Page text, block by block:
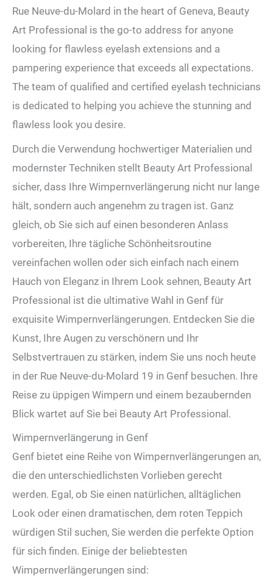
Rue Neuve-du-Molard in the heart of Geneva, Beauty
Art Professional is the go-to address for anyone
looking for flawless eyelash extensions and a
pampering experience that exceeds all expectations.
The team of qualified and certified eyelash technicians
is dedicated to helping you achieve the stunning and
flawless look you desire.
Durch die Verwendung hochwertiger Materialien und
modernster Techniken stellt Beauty Art Professional
sicher, dass Ihre Wimpernverlängerung nicht nur lange
hält, sondern auch angenehm zu tragen ist. Ganz
gleich, ob Sie sich auf einen besonderen Anlass
vorbereiten, Ihre tägliche Schönheitsroutine
vereinfachen wollen oder sich einfach nach einem
Hauch von Eleganz in Ihrem Look sehnen, Beauty Art
Professional ist die ultimative Wahl in Genf für
exquisite Wimpernverlängerungen. Entdecken Sie die
Kunst, Ihre Augen zu verschönern und Ihr
Selbstvertrauen zu stärken, indem Sie uns noch heute
in der Rue Neuve-du-Molard 19 in Genf besuchen. Ihre
Reise zu üppigen Wimpern und einem bezaubernden
Blick wartet auf Sie bei Beauty Art Professional.
Wimpernverlängerung in Genf
Genf bietet eine Reihe von Wimpernverlängerungen an,
die den unterschiedlichsten Vorlieben gerecht
werden. Egal, ob Sie einen natürlichen, alltäglichen
Look oder einen dramatischen, dem roten Teppich
würdigen Stil suchen, Sie werden die perfekte Option
für sich finden. Einige der beliebtesten
Wimpernverlängerungen sind: